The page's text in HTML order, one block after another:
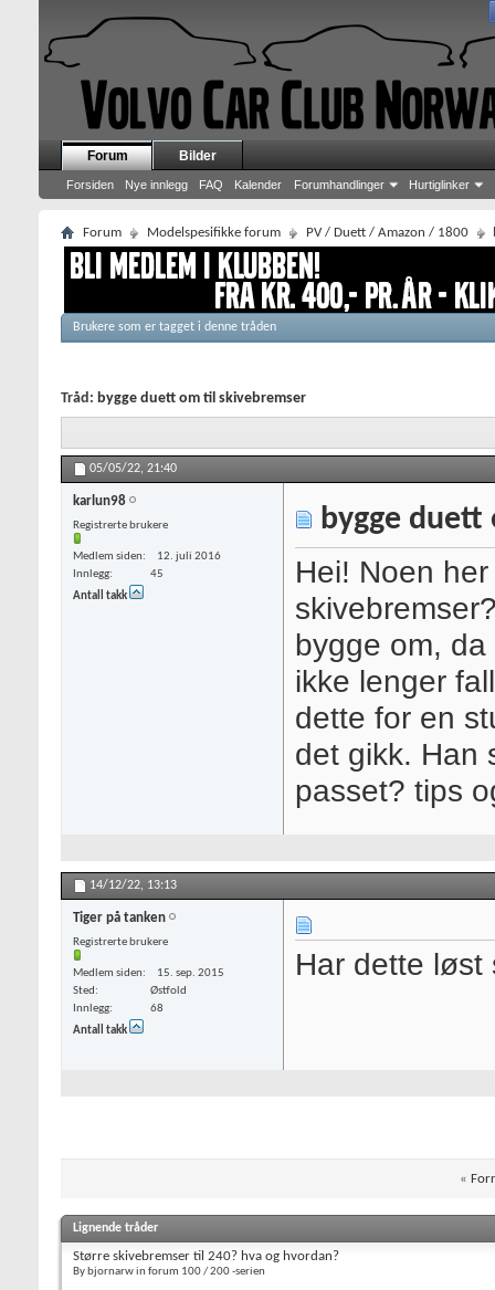
Forum
Forsiden Nye innlegg FAQ Kalender Forumhandlinger Hurtiglinker
Bilder
Forum Modelspesifikke forum PV / Duett / Amazon / 1800
Brukere som er tagget i denne tråden
Tråd: bygge duett om til skivebremser
05/05/22, 21:40
karlun98
Registrerte brukere
Medlem siden
12. juli 2016
Innlegg
45
Antall takk
bygge duett
Hei! Noen
bygge om,
ikke lenger
dette for en
det gikk. Han
passet? tips
14/12/22, 13:13
Tiger på tanken
Registrerte brukere
Medlem siden
15. sep. 2015
Sted
Østfold
Innlegg
68
Antall takk
Har dette løst
«
Lignende tråder
Større skivebremser til 240? hva og hvordan?
By bjornarw in forum 100 / 200 -serien